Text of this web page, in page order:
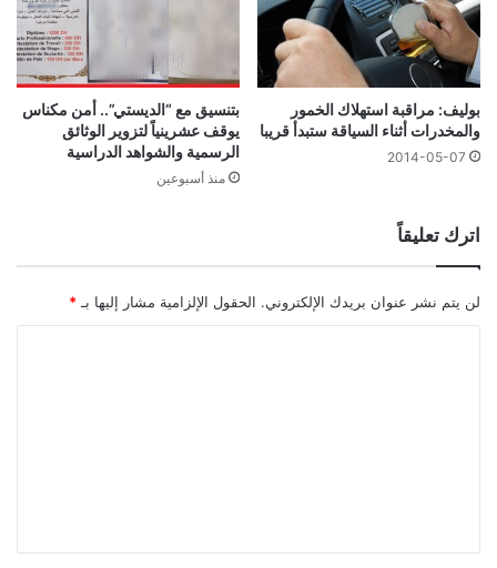
بوليف: مراقبة استهلاك الخمور
والمخدرات أثناء السياقة ستبدأ قريبا
2014-05-07
بتنسيق مع “الديستي”.. أمن مكناس
يوقف عشرينياً لتزوير الوثائق
الرسمية والشواهد الدراسية
منذ أسبوعين
اترك تعليقاً
لن يتم نشر عنوان بريدك الإلكتروني. الحقول الإلزامية مشار إليها بـ *